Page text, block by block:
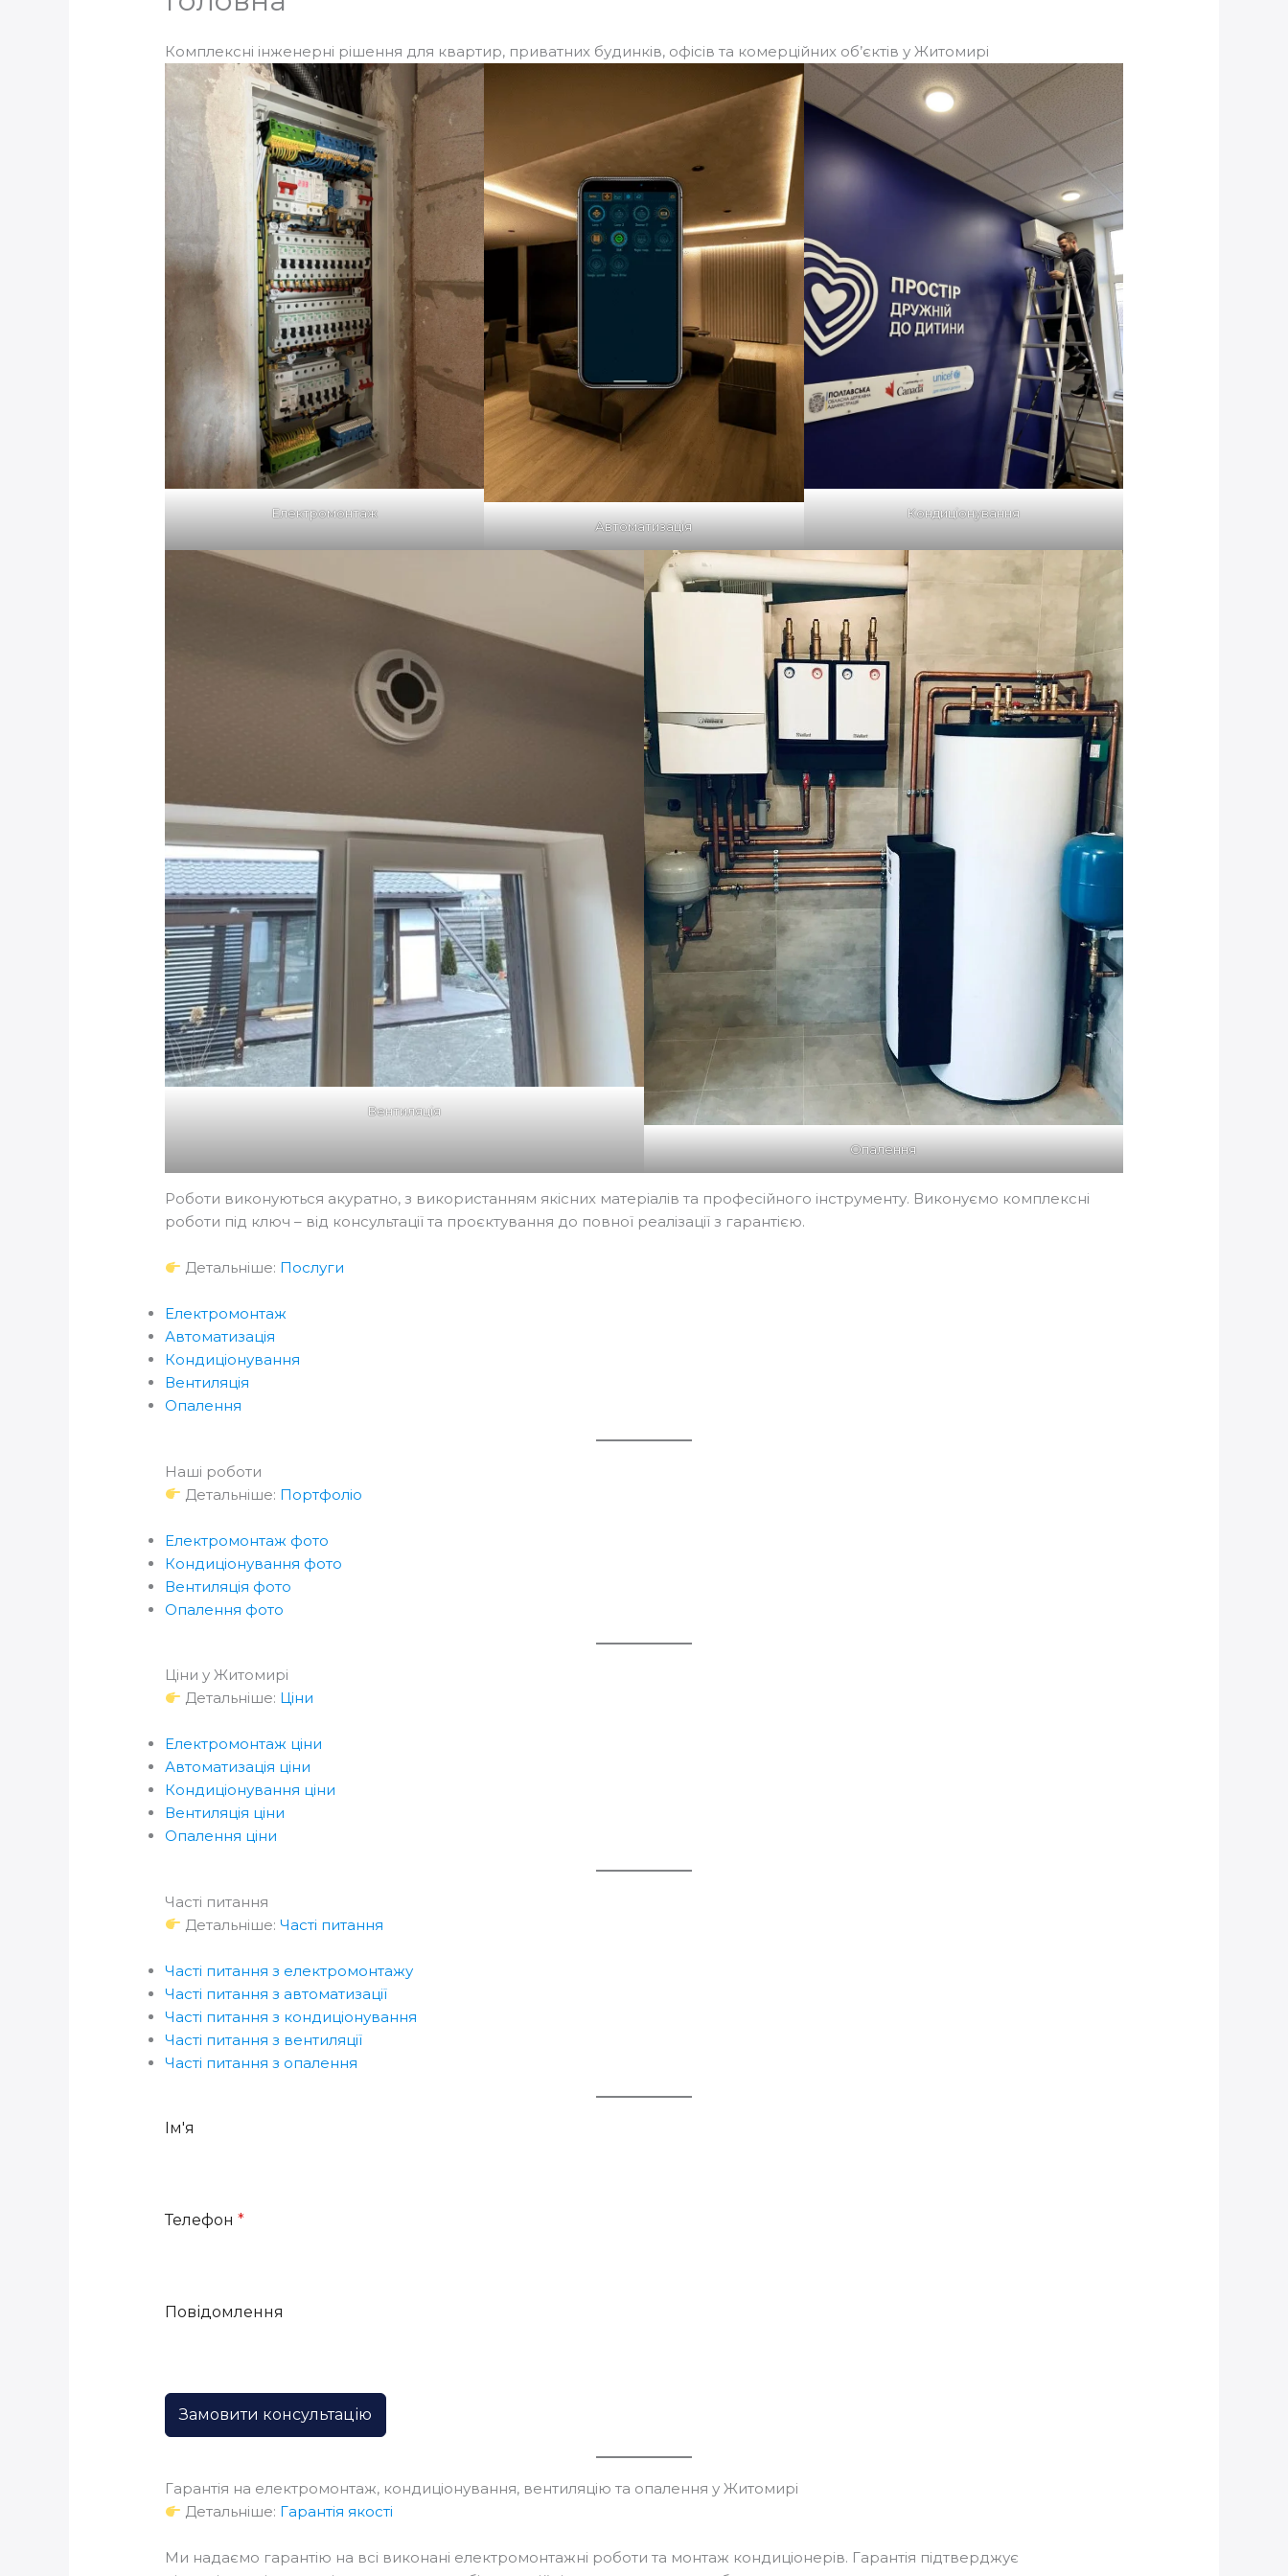
Комплексні інженерні рішення для квартир, приватних будинків, офісів та комерційних об’єктів у Житомирі
Електромонтаж
Автоматизація
Кондиціонування
Вентиляція
Опалення
Роботи виконуються акуратно, з використанням якісних матеріалів та професійного інструменту. Виконуємо комплексні
роботи під ключ – від консультації та проєктування до повної реалізації з гарантією.
Детальніше: Послуги
Електромонтаж
Автоматизація
Кондиціонування
Вентиляція
Опалення
Наші роботи
Детальніше: Портфоліо
Електромонтаж фото
Кондиціонування фото
Вентиляція фото
Опалення фото
Ціни у Житомирі
Детальніше: Ціни
Електромонтаж ціни
Автоматизація ціни
Кондиціонування ціни
Вентиляція ціни
Опалення ціни
Часті питання
Детальніше:Часті питання
Часті питання з електромонтажу
Часті питання з автоматизації
Часті питання з кондиціонування
Часті питання з вентиляції
Часті питання з опалення
Ім'я
Телефон*
Повідомлення
Замовити консультацію
Гарантія на електромонтаж, кондиціонування, вентиляцію та опалення у Житомирі
Детальніше: Гарантія якості
Ми надаємо гарантію на всі виконані електромонтажні роботи та монтаж кондиціонерів. Гарантія підтверджує